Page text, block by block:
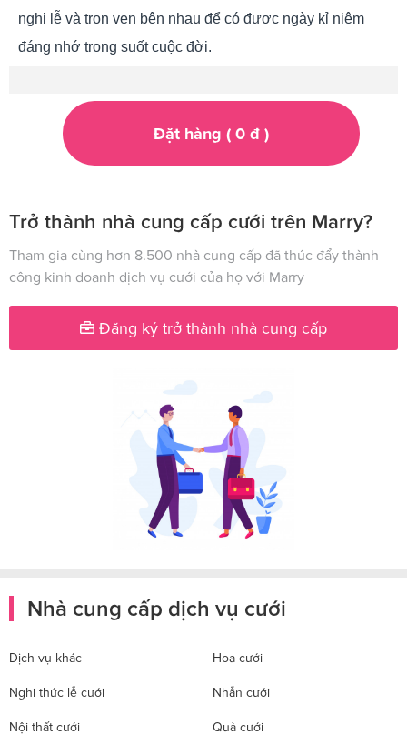
nghi lễ và trọn vẹn bên nhau để có được ngày kỉ niệm
đáng nhớ trong suốt cuộc đời.
Đặt hàng ( 0đ )
Trở thành nhà cung cấp cưới trên Marry?
Tham gia cùng hơn 8.500 nhà cung cấp đã thúc đẩy thành
công kinh doanh dịch vụ cưới của họ với Marry
Đăng ký trở thành nhà cung cấp
Nhà cung cấp dịch vụ cưới
Dịch vụ khác Hoa cưới
Nghi thức lễ cưới Nhẫn cưới
Nội thất cưới Quà cưới